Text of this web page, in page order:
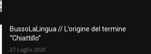
BussoLaLingua // L’origine del termine
“Chiattillo”
27 Luglio 2020